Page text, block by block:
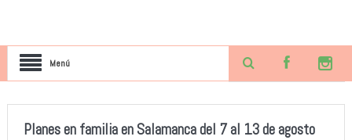
Menú
Planes en familia en Salamanca del 7 al 13 de agosto